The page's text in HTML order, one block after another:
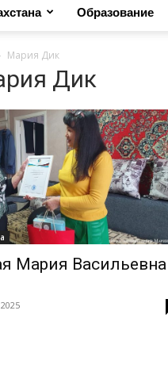
Образование
Мария Дик
Дик
Мария Васильевна